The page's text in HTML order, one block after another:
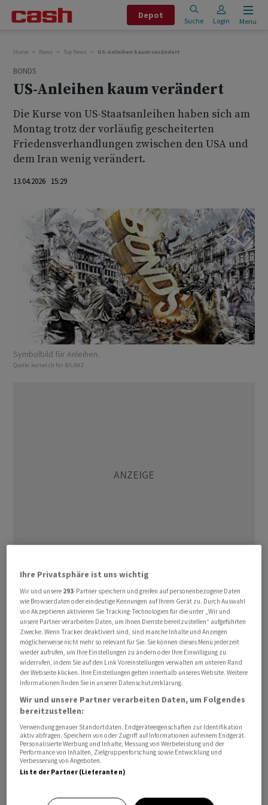
Depot
Suche Login Menu
Home News Top News US-Anleihen kaum verändert
BONDS
US-Anleihen kaum verändert
Die Kurse von US-Staatsanleihen haben sich am
Montag trotz der vorläufig gescheiterten
Friedensverhandlungen zwischen den USA und
dem Iran wenig verändert.
13.04.2026 15:29
Symbolbild für Anleihen.
Quelle: kornel.ch für BILANZ
Die Kurse von US-Staatsanleihen haben sich am Montag
trotz der vorläufig gescheiterten
Friedensverhandlungen zwischen den USA und dem
Iran und einer angekündigten Blockade der Strasse von
Hormus durch die USA wenig verändert. Der
Terminkontrakt für zehnjährige Staatsanleihen (T-
Note-Future) fiel um 0,06 Prozent auf 111,03 Punkte.
Die Rendite der zehnjährigen Anleihen betrug 4,32
Prozent.
Nur zeitweise ging es mit den Renditen etwas stärker
nach oben, als dieÖlpreisenach der Ankündigung der
Blockade durch das US-Militär deutlich gestiegen
waren. Durch die höheren
Inflationsrisiken am Markt höher eingeschätzt. Dies
Ihre Privatsphäre ist uns wichtig
Wir und unsere 293-Partner speichern und greifen auf personenbezogene Daten
wie Browserdaten oder eindeutige Kennungen auf Ihrem Gerät zu. Durch Auswahl
von Akzeptieren aktivieren Sie Tracking-Technologien für die unter „Wir und
unsere Partner verarbeiten Daten, um Ihnen Dienste bereitzustellen“ aufgeführten
Zwecke. Wenn Tracker deaktiviert sind, sind manche Inhalte und Anzeigen
möglicherweise nicht mehr so relevant für Sie. Sie können dieses Menü jederzeit
wieder aufrufen, um Ihre Einstellungen zu ändern oder Ihre Einwilligung zu
widerrufen, indem Sie auf den Link Voreinstellungen verwalten am unteren Rand
der Webseite klicken. Ihre Einstellungen gelten innerhalb unseres Website. Weitere
Informationen finden Sie in unserer Datenschutzerklärung.
Wir und unsere Partner verarbeiten Daten, um Folgendes
bereitzustellen:
Verwendung genauer Standortdaten. Endgeräteeigenschaften zur Identifikation
aktiv abfragen. Speichern von oder Zugriff auf Informationen auf einem Endgerät.
Personalisierte Werbung und Inhalte, Messung von Werbeleistung und der
Performance von Inhalten, Zielgruppenforschung sowie Entwicklung und
Verbesserung von Angeboten.
Liste der Partner (Lieferanten)